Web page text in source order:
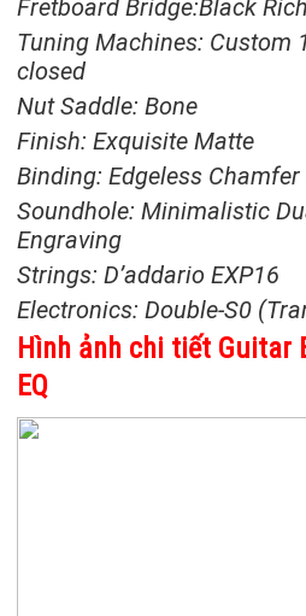
Fretboard Bridge:Black
Tuning Machines: Custom
closed
Nut Saddle: Bone
Finish: Exquisite Matte
Binding: Edgeless
Soundhole: Minimalistic
Engraving
Strings: D’addario EXP16
Electronics: Double-S0
Hình ảnh chi tiết Guitar
EQ